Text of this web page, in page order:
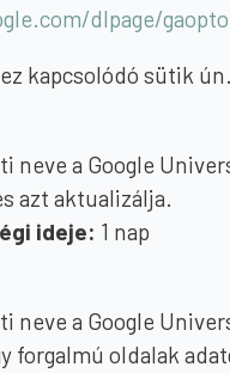
dlpage/
kapcsolódó sütik ún.
neve a Google
azt aktualizálja.
ideje: 1 nap
neve a Google
forgalmú oldalak